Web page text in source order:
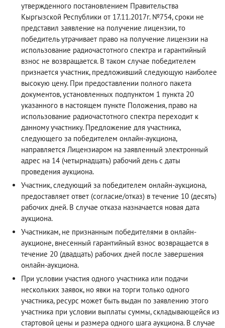
утвержденного постановлением Правительства
Кыргызской Республики от 17.11.2017г. №754, сроки не
представил заявление на получение лицензии, то
победитель утрачивает право на получение лицензии на
использование радиочастотного спектра и гарантийный
взнос не возвращается. В таком случае победителем
признается участник, предложивший следующую наиболее
высокую цену. При предоставлении полного пакета
документов, установленных подпунктом 1 пункта 20
указанного в настоящем пункте Положения, право на
использование радиочастотного спектра переходит к
данному участнику. Предложение для участника,
следующего за победителем онлайн-аукциона,
направляется Лицензиаром на заявленный электронный
адрес на 14 (четырнадцать) рабочий день с даты
проведения аукциона.
Участник, следующий за победителем онлайн-аукциона,
предоставляет ответ (согласие/отказ) в течение 10 (десять)
рабочих дней. В случае отказа назначается новая дата
аукциона.
Участникам, не признанным победителями в онлайн-
аукционе, внесенный гарантийный взнос возвращается в
течение 20 (двадцать) рабочих дней после завершения
онлайн-аукциона.
При условии участия одного участника или подачи
нескольких заявок, но явки на торги только одного
участника, ресурс может быть выдан по заявлению этого
участника при условии выплаты суммы, складывающейся из
стартовой цены и размера одного шага аукциона. В случае